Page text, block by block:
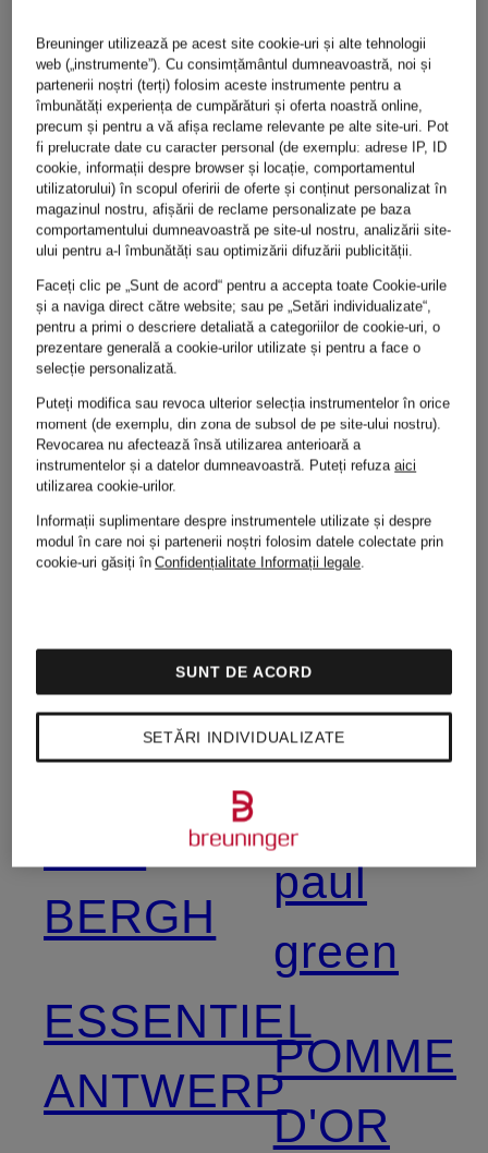
CARTOON
CINQUE
comma
DEMELLIER
DOROTHEE
Emily
VAN
BERGH
ESSENTIEL
ANTWERP
ITALY
monari
MORE
&
MORE
Como
OPUS
oui
paul
green
POMME
D'OR
Breuninger utilizează pe acest site cookie-uri și alte tehnologii
web („instrumente”). Cu consimțământul dumneavoastră, noi și
partenerii noștri (terți) folosim aceste instrumente pentru a
îmbunătăți experiența de cumpărături și oferta noastră online,
precum și pentru a vă afișa reclame relevante pe alte site-uri. Pot
fi prelucrate date cu caracter personal (de exemplu: adrese IP, ID
cookie, informații despre browser și locație, comportamentul
utilizatorului) în scopul oferirii de oferte și conținut personalizat în
magazinul nostru, afișării de reclame personalizate pe baza
comportamentului dumneavoastră pe site-ul nostru, analizării site-
ului pentru a-l îmbunătăți sau optimizării difuzării publicității.
Faceți clic pe „Sunt de acord“ pentru a accepta toate Cookie-urile
și a naviga direct către website; sau pe „Setări individualizate“,
pentru a primi o descriere detaliată a categoriilor de cookie-uri, o
prezentare generală a cookie-urilor utilizate și pentru a face o
selecție personalizată.
Puteți modifica sau revoca ulterior selecția instrumentelor în orice
moment (de exemplu, din zona de subsol de pe site-ului nostru).
Revocarea nu afectează însă utilizarea anterioară a
instrumentelor și a datelor dumneavoastră. Puteți refuzaaici
utilizarea cookie-urilor.
Informații suplimentare despre instrumentele utilizate și despre
modul în care noi și partenerii noștri folosim datele colectate prin
cookie-uri găsiți înConfidențialitate Informații legale.
SETĂRI INDIVIDUALIZATE
SUNT DE ACORD